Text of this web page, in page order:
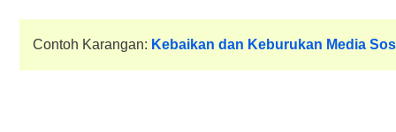
Contoh Karangan: Kebaikan dan Keburukan Media